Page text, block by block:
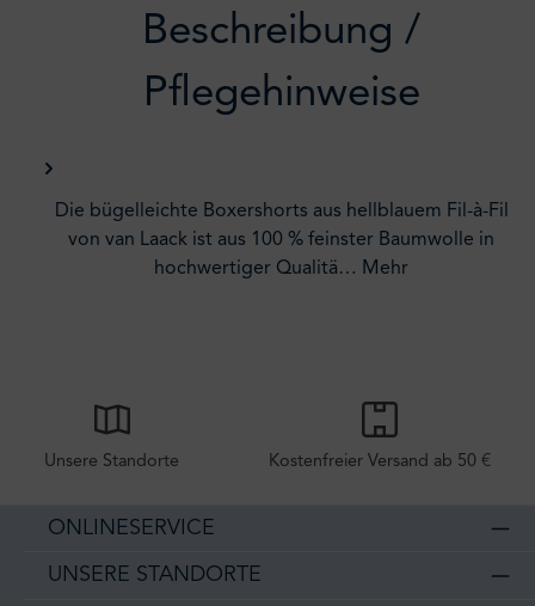
Beschreibung /
Pflegehinweise
Die bügelleichte Boxershorts aus hellblauem Fil-à-Fil
von van Laack ist aus 100 % feinster Baumwolle in
hochwertiger Qualitä… Mehr
Unsere Standorte Kostenfreier Versand ab 50 €
ONLINESERVICE
UNSERE STANDORTE